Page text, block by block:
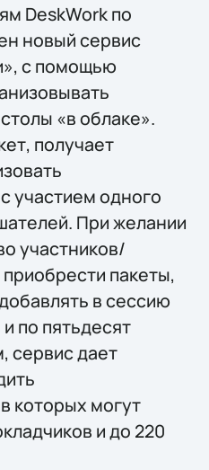
DeskWork по
новый сервис
с помощью
«в облаке».
получает
участием одного
При желании
участников/
пакеты,
в сессию
по пятьдесят
сервис дает
которых могут
и до 220